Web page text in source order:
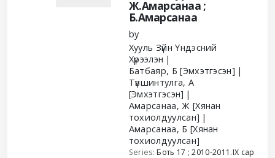
Ж.Амарсанаа ;
Б.Амарсанаа
by
Хууль Зүйн Үндэсний
Хүрээлэн
Батбаяр, Б [Эмхэтгэсэн]
Түвшинтулга, А
[Эмхэтгэсэн]
Амарсанаа, Ж [Хянан
тохиолдуулсан]
Амарсанаа, Б [Хянан
тохиолдуулсан]
Series:Боть 17 ; 2010-2011.IX сар